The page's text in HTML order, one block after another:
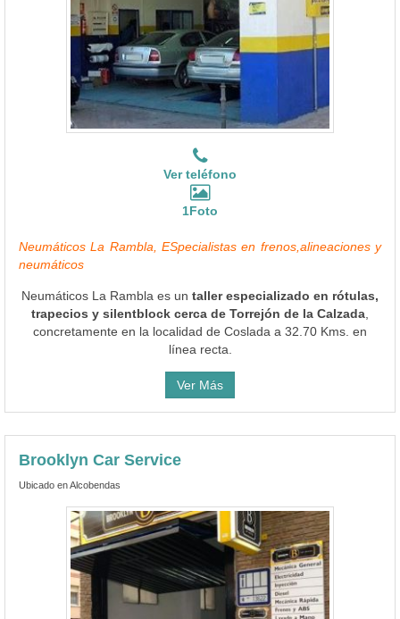
Ver teléfono
1Foto
Neumáticos La Rambla, ESpecialistas en frenos,alineaciones y
neumáticos
Neumáticos La Rambla es un taller especializado en rótulas,
trapecios y silentblock cerca de Torrejón de la Calzada
concretamente en la localidad de Coslada a 32.70 Kms. en
línea recta.
Ver Más
Brooklyn Car Service
Ubicado en Alcobendas